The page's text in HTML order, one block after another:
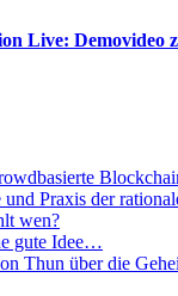
Live: Demovideo
Praxis der
wen?
gute Idee…
Thun über die